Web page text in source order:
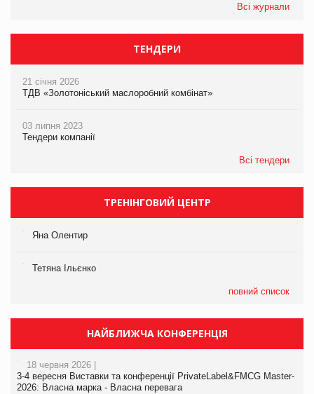
Всі журнали
ТЕНДЕРИ
21 січня 2026
ТДВ «Золотоніський маслоробний комбінат»
03 липня 2023
Тендери компанії
Всі тендери
ТРЕНІНГОВИЙ ЦЕНТР
Яна Олентир
Тетяна Ільєнко
повний список
НАЙБЛИЖЧА КОНФЕРЕНЦІЯ
18 червня 2026 |
3-4 вересня Виставки та конференції PrivateLabel&FMCG Master-
2026: Власна марка - Власна перевага